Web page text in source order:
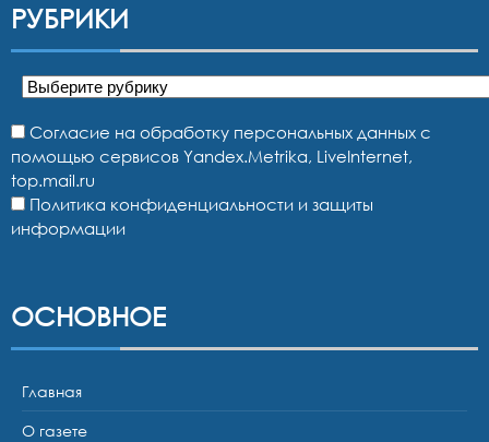
РУБРИКИ
Рубрики
Согласие на обработку персональных данных с
помощью сервисов Yandex.Metrika, LiveInternet,
top.mail.ru
Политика конфиденциальности и защиты
информации
ОСНОВНОЕ
Главная
О газете